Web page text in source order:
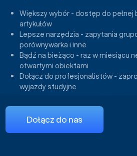
Większy wybór - dostęp do pełnej
artykułów
Lepsze narzędzia - zapytania
porównywarka i inne
Bądź na bieżąco - raz w miesiącu
otwartymi obiektami
Dołącz do profesjonalistów -
wyjazdy studyjne
Dołącz do nas